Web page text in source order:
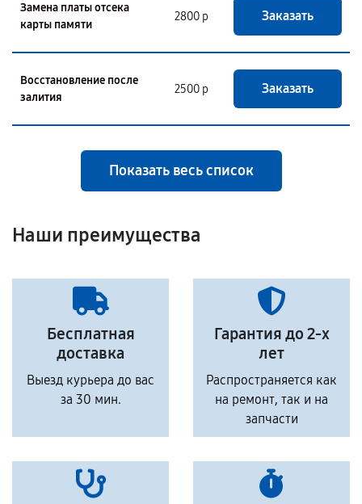
Замена платы отсека
карты памяти
2800 р Заказать
Восстановление после
залития
2500 р Заказать
Показать весь список
Наши преимущества
Бесплатная
доставка
Выезд курьера до вас
за 30 мин.
Гарантия до 2-х
лет
Распространяется как
на ремонт, так и на
запчасти